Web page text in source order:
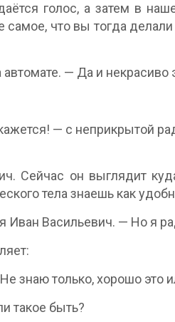
голос, а затем в
что вы тогда
— Да и некрасиво
— с неприкрытой
Сейчас он выглядит
тела знаешь как
Васильевич. — Но я
знаю только, хорошо это
такое быть?